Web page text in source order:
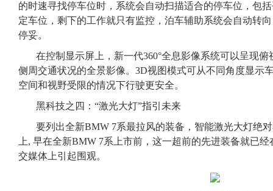
的时速寻找停车位时，系统会自动扫描适合的停车位，包
定车位，剩下的工作就只有监控，泊车辅助系统会自动转
停妥。
在控制显示屏上，新一代360°全息影像系统可以呈现
侧周交通状况的全景影像。3D视图模式可从不同角度显示
空间和视野受限的情况下行驶更安全。
黑科技之四：“激光大灯”指引未来
要列出全新BMW 7系最拉风的装备，智能激光大灯绝
上, 早在全新BMW 7系上市前，这一超前的先进装备就已
交媒体上引起围观。